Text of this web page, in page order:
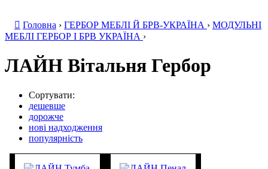
Головна › ГЕРБОР МЕБЛІ Й БРВ-УКРАЇНА › МОДУЛЬНІ
МЕБЛІ ГЕРБОР І БРВ УКРАЇНА ›
ЛАЙН Вітальня Гербор
Сортувати:
дешевше
дорожче
нові надходження
популярність